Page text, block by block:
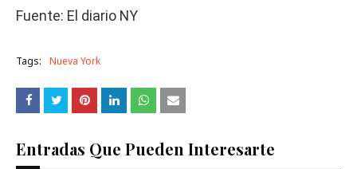
Fuente: El diario NY
Tags: Nueva York
Entradas Que Pueden Interesarte